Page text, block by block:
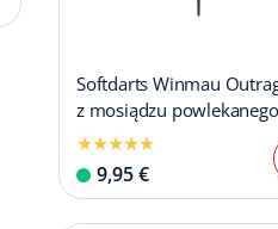
Softdarts Winmau
z mosiądzu
czarno - 18g
9,95 €